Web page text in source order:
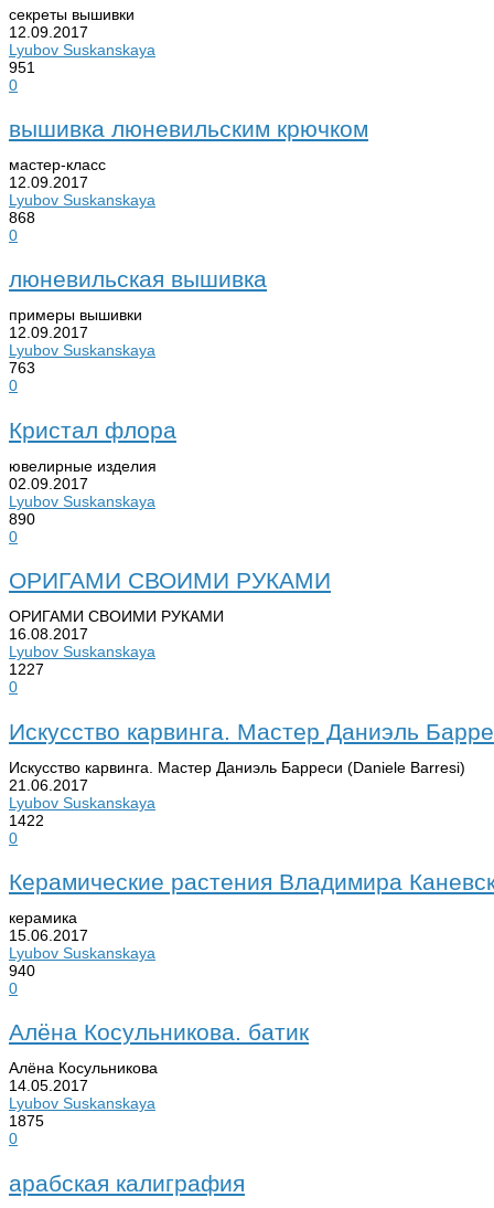
секреты вышивки
12.09.2017
Lyubov Suskanskaya
951
0
вышивка люневильским крючком
мастер-класс
12.09.2017
Lyubov Suskanskaya
868
0
люневильская вышивка
примеры вышивки
12.09.2017
Lyubov Suskanskaya
763
0
Кристал флора
ювелирные изделия
02.09.2017
Lyubov Suskanskaya
890
0
О​РИГАМИ СВОИМИ РУКАМИ
О​РИГАМИ СВОИМИ РУКАМИ
16.08.2017
Lyubov Suskanskaya
1227
0
​Искусство карвинга. Мастер Даниэль
​Искусство карвинга. Мастер Даниэль Барреси (Daniele Barresi)
21.06.2017
Lyubov Suskanskaya
1422
0
Керамические растения Владимира
керамика
15.06.2017
Lyubov Suskanskaya
940
0
Алёна Косульникова. батик
Алёна Косульникова
14.05.2017
Lyubov Suskanskaya
1875
0
арабская калиграфия